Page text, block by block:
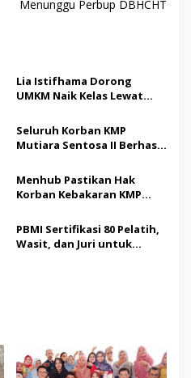
Menunggu Perbup DBHCHT
Lia Istifhama Dorong
UMKM Naik Kelas Lewat
Soroti Pemberdayaan
Difabel
Seluruh Korban KMP
Mutiara Sentosa II Berhasil
Audit Operator Kapal
Menhub Pastikan Hak
Korban Kebakaran KMP
Dipenuhi, Evakuasi Terus
Berlanjut
PBMI Sertifikasi 80 Pelatih,
Wasit, dan Juri untuk